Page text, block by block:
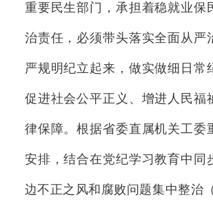
重要民生部门，承担着稳就业保
治责任，必须带头落实全面从严
严规明纪立起来，做实做细日常
促进社会公平正义、增进人民福
律保障。根据省委直属机关工委
安排，结合在党纪学习教育中同
边不正之风和腐败问题集中整治